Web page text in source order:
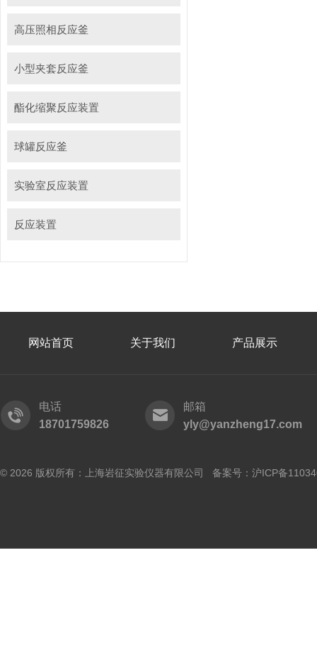
高压照相反应釜
小型夹套反应釜
酯化缩聚反应装置
球罐反应釜
实验室反应装置
反应装置
网站首页 关于我们 产品展示
电话
18701759826
邮箱
yly@yanzheng17.com
© 2026 版权所有：上海岩征实验仪器有限公司 备案号： 沪ICP备